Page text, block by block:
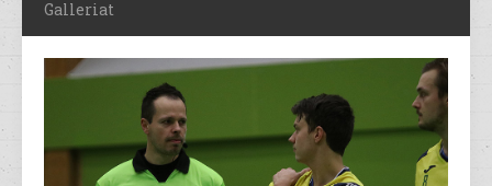
Galleriat